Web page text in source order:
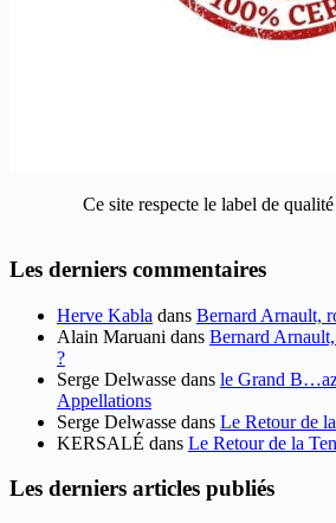
Ce site respecte le label de qualité
Les derniers commentaires
Herve Kabla dans Bernard Arnault,
Alain Maruani dans Bernard
?
Serge Delwasse dans le Grand
Appellations
Serge Delwasse dans Le Retour de
KERSALÉ dans Le Retour de la
Les derniers articles publiés